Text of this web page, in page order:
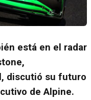
está en el radar
discutió su futuro
de Alpine.